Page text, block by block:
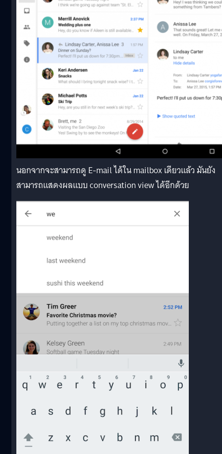
นอกจากจะสามารถดู E-mail ได้ใน mailbox เดียวแล้ว มันยัง
สามารถแสดงผลแบบ conversation view ได้อีกด้วย